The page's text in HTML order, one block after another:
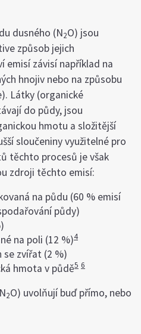
dusného (N2O) jsou
způsob jejich
emisí závisí například na
hnojiv nebo na způsobu
Látky (organické
do půdy, jsou
hmotu a složitější
sloučeniny využitelné pro
těchto procesů je však
zdroji těchto emisí:
na půdu (60 % emisí
půdy)
na poli (12 %)4
se zvířat (2 %)
hmota v půdě5 6
2O) uvolňují buď přímo, nebo